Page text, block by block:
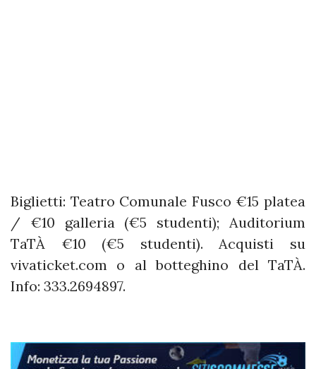
Biglietti: Teatro Comunale Fusco €15 platea
/ €10 galleria (€5 studenti); Auditorium
TaTÀ €10 (€5 studenti). Acquisti su
vivaticket.com o al botteghino del TaTÀ.
Info: 333.2694897.